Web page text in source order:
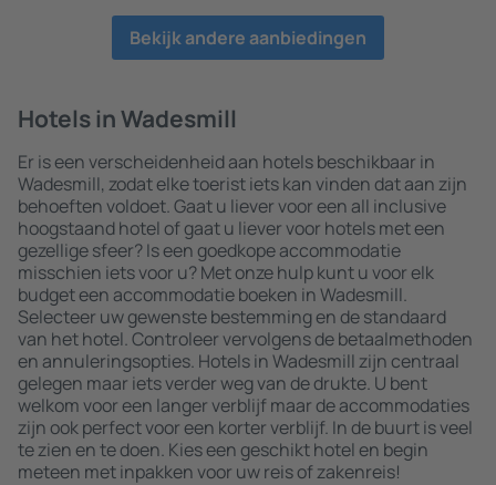
Bekijk andere aanbiedingen
Hotels in Wadesmill
Er is een verscheidenheid aan hotels beschikbaar in
Wadesmill, zodat elke toerist iets kan vinden dat aan zijn
behoeften voldoet. Gaat u liever voor een all inclusive
hoogstaand hotel of gaat u liever voor hotels met een
gezellige sfeer? Is een goedkope accommodatie
misschien iets voor u? Met onze hulp kunt u voor elk
budget een accommodatie boeken in Wadesmill.
Selecteer uw gewenste bestemming en de standaard
van het hotel. Controleer vervolgens de betaalmethoden
en annuleringsopties. Hotels in Wadesmill zijn centraal
gelegen maar iets verder weg van de drukte. U bent
welkom voor een langer verblijf maar de accommodaties
zijn ook perfect voor een korter verblijf. In de buurt is veel
te zien en te doen. Kies een geschikt hotel en begin
meteen met inpakken voor uw reis of zakenreis!